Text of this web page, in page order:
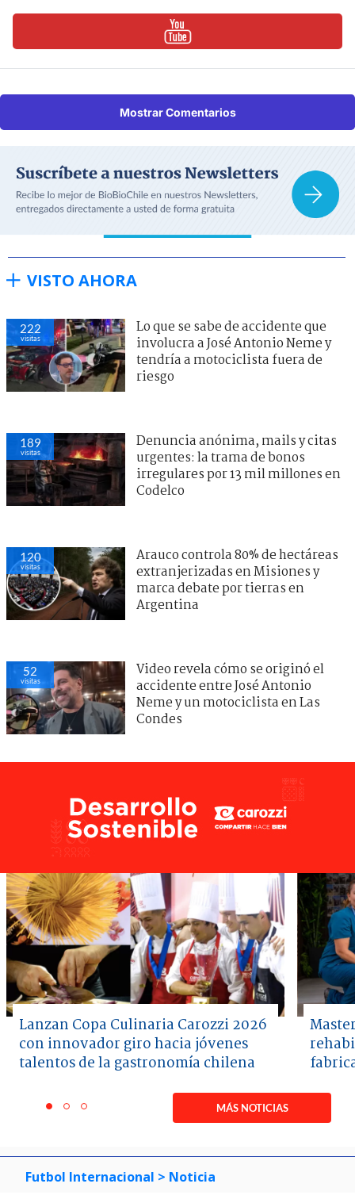
Mostrar Comentarios
VISTO AHORA
222
visitas
Lo que se sabe de accidente que
involucra a José Antonio Neme y
tendría a motociclista fuera de
riesgo
189
visitas
Denuncia anónima, mails y citas
urgentes: la trama de bonos
irregulares por 13 mil millones en
Codelco
120
visitas
Arauco controla 80% de hectáreas
extranjerizadas en Misiones y
marca debate por tierras en
Argentina
52
visitas
Video revela cómo se originó el
accidente entre José Antonio
Neme y un motociclista en Las
Condes
Lanzan Copa Culinaria Carozzi 2026
con innovador giro hacia jóvenes
talentos de la gastronomía chilena
itemitemitem
MÁS NOTICIAS
Futbol Internacional > Noticia